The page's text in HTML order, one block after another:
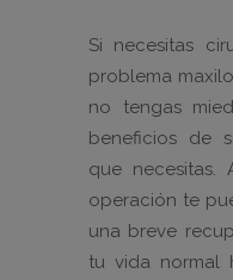
Si necesitas
problema
no tengas
beneficios de
que
operación te
una breve
tu vida normal